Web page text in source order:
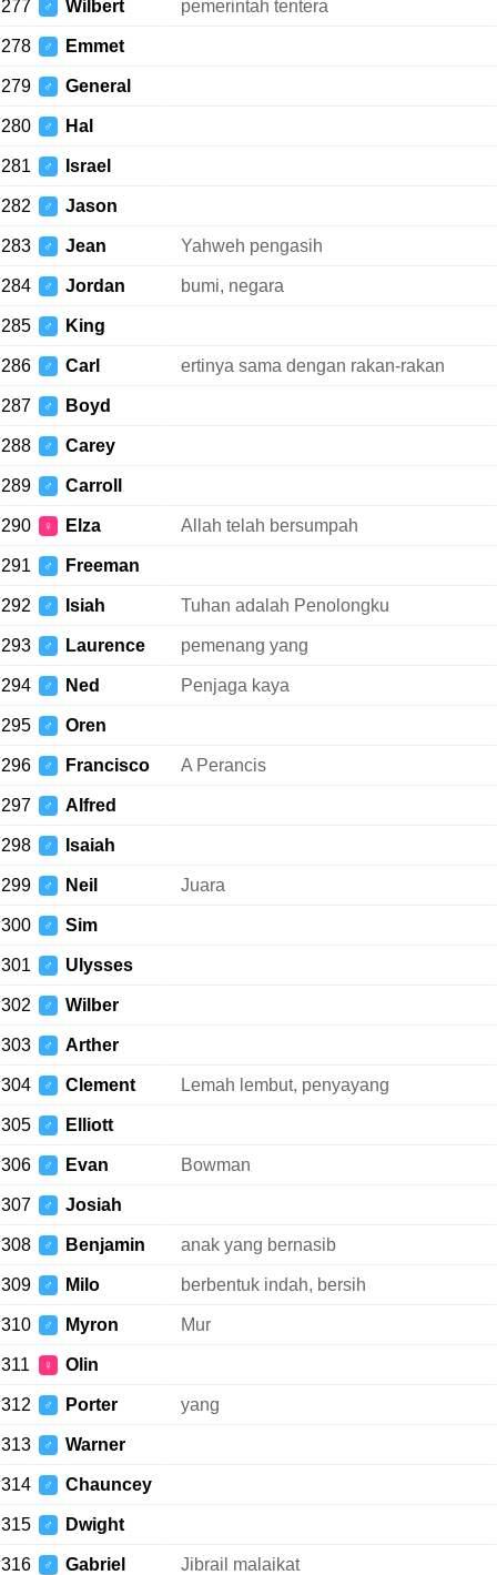
277 ♂ Wilbert pemerintah tentera
278 ♂ Emmet
279 ♂ General
280 ♂ Hal
281 ♂ Israel
282 ♂ Jason
283 ♂ Jean Yahweh pengasih
284 ♂ Jordan bumi, negara
285 ♂ King
286 ♂ Carl ertinya sama dengan rakan-rakan
287 ♂ Boyd
288 ♂ Carey
289 ♂ Carroll
290 ♀ Elza Allah telah bersumpah
291 ♂ Freeman
292 ♂ Isiah Tuhan adalah Penolongku
293 ♂ Laurence pemenang yang
294 ♂ Ned Penjaga kaya
295 ♂ Oren
296 ♂ Francisco A Perancis
297 ♂ Alfred
298 ♂ Isaiah
299 ♂ Neil Juara
300 ♂ Sim
301 ♂ Ulysses
302 ♂ Wilber
303 ♂ Arther
304 ♂ Clement Lemah lembut, penyayang
305 ♂ Elliott
306 ♂ Evan Bowman
307 ♂ Josiah
308 ♂ Benjamin anak yang bernasib
309 ♂ Milo berbentuk indah, bersih
310 ♂ Myron Mur
311 ♀ Olin
312 ♂ Porter yang
313 ♂ Warner
314 ♂ Chauncey
315 ♂ Dwight
316 ♂ Gabriel Jibrail malaikat